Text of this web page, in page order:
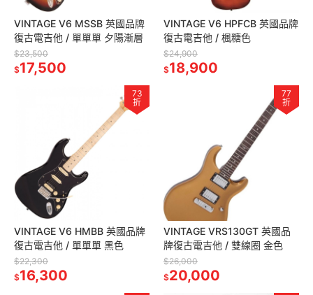
VINTAGE V6 MSSB 英國品牌
復古電吉他 / 單單單 夕陽漸層
$23,500
$17,500
VINTAGE V6 HPFCB 英國品牌
復古電吉他 / 楓糖色
$24,900
$18,900
73
折
VINTAGE V6 HMBB 英國品牌
復古電吉他 / 單單單 黑色
$22,300
$16,300
77
折
VINTAGE VRS130GT 英國品
牌復古電吉他 / 雙線圈 金色
$26,000
$20,000